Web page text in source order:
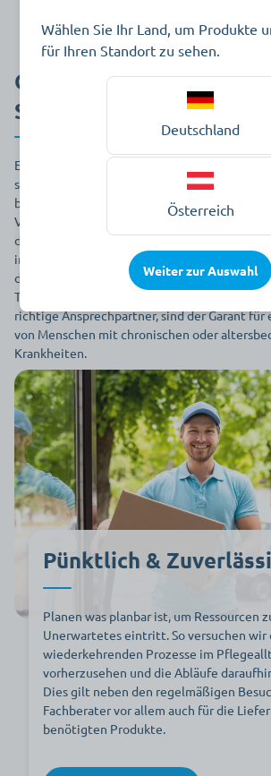
Leistungsangebot entdecken
Ganzheitliche
Stelle
Einen Menschen ganzheitlich zu betrachten
seit jeher unser Anspruch. So können Abläufe
besser auf einander abgestimmt werden und
Versorgung beteiligten Personen, vom
die Pflegekräfte bis hin zum Patienten
informiert. Reibungsverluste, Verwirrung und
doppelt und dreifach zu tun, führen zu
Therapie und zum Verlust an Lebensqualität.
richtige Ansprechpartner, sind der Garant
von Menschen mit chronischen oder
Krankheiten.
Pünktlich &
Planen was planbar ist, um Ressourcen
Unerwartetes eintritt. So versuchen wir
wiederkehrenden Prozesse im
vorherzusehen und die Abläufe
Dies gilt neben den regelmäßigen
Fachberater vor allem auch für die
benötigten Produkte.
Wählen Sie Ihr Land, um Produkte
für Ihren Standort zu sehen.
Deutschland
Österreich
Weiter zur Auswahl